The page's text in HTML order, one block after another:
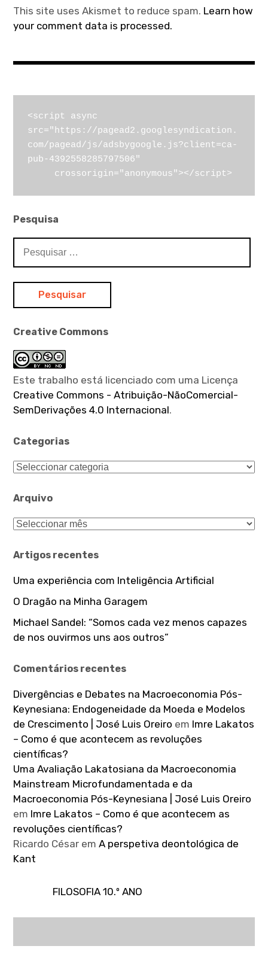
This site uses Akismet to reduce spam. Learn how
your comment data is processed.
<script async
src="https://pagead2.googlesyndication.
com/pagead/js/adsbygoogle.js?client=ca-
pub-4392558285797506"
     crossorigin="anonymous"></script>
Pesquisa
por:
Creative Commons
Este trabalho está licenciado com uma Licença
Creative Commons - Atribuição-NãoComercial-
SemDerivações 4.0 Internacional.
Categorias
Categorias
Arquivo
Arquivo
Artigos recentes
Uma experiência com Inteligência Artificial
O Dragão na Minha Garagem
Michael Sandel: “Somos cada vez menos capazes
de nos ouvirmos uns aos outros”
Comentários recentes
Divergências e Debates na Macroeconomia Pós-
Keynesiana: Endogeneidade da Moeda e Modelos
de Crescimento | José Luis Oreiro em Imre Lakatos
– Como é que acontecem as revoluções
científicas?
Uma Avaliação Lakatosiana da Macroeconomia
Mainstream Microfundamentada e da
Macroeconomia Pós-Keynesiana | José Luis Oreiro
em Imre Lakatos – Como é que acontecem as
revoluções científicas?
Ricardo César emA perspetiva deontológica de
Kant
FILOSOFIA 10.º ANO